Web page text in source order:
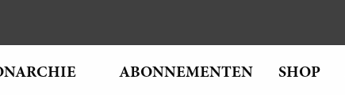
ABONNEMENTEN SHOP